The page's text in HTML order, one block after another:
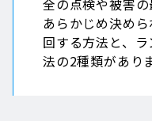
全の点検や被害の
あらかじめ決め
回する方法と、
法の2種類があり